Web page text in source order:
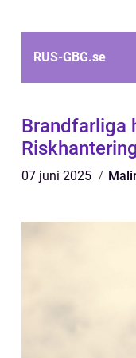
RUS-GBG.se
Brandfarliga
07 juni 2025